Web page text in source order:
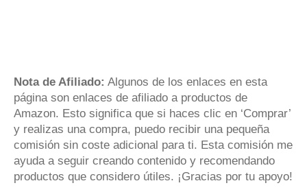
Nota de Afiliado: Algunos de los enlaces en esta
página son enlaces de afiliado a productos de
Amazon. Esto significa que si haces clic en ‘Comprar’
y realizas una compra, puedo recibir una pequeña
comisión sin coste adicional para ti. Esta comisión me
ayuda a seguir creando contenido y recomendando
productos que considero útiles. ¡Gracias por tu apoyo!